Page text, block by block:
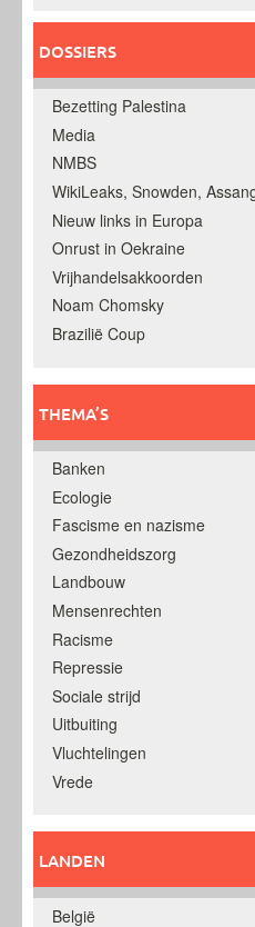
DOSSIERS
Bezetting Palestina
Media
NMBS
WikiLeaks, Snowden,
Nieuw links in Europa
Onrust in Oekraine
Vrijhandelsakkoorden
Noam Chomsky
Brazilië Coup
THEMA’S
Banken
Ecologie
Fascisme en nazisme
Gezondheidszorg
Landbouw
Mensenrechten
Racisme
Repressie
Sociale strijd
Uitbuiting
Vluchtelingen
Vrede
LANDEN
België